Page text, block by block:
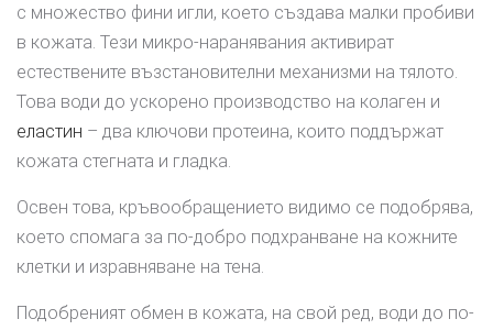
с множество фини игли, което създава малки пробиви
в кожата. Тези микро-наранявания активират
естествените възстановителни механизми на тялото.
Това води до ускорено производство на колаген и
еластин – два ключови протеина, които поддържат
кожата стегната и гладка.
Освен това, кръвообращението видимо се подобрява,
което спомага за по-добро подхранване на кожните
клетки и изравняване на тена.
Подобреният обмен в кожата, на свой ред, води до по-